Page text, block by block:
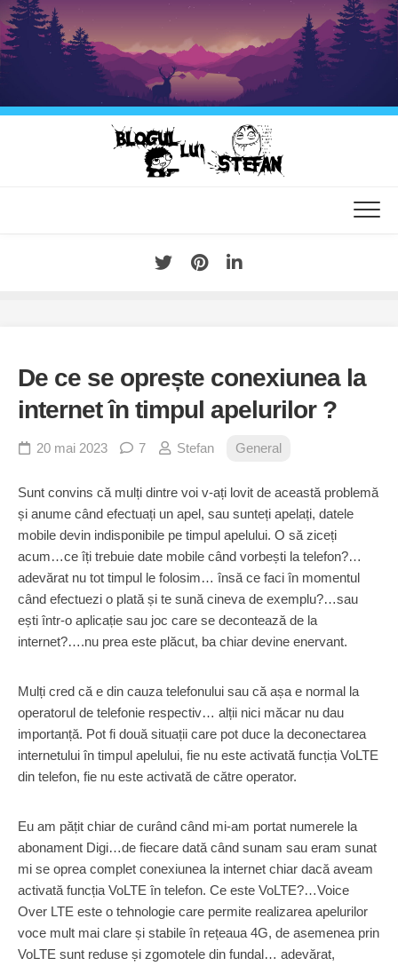
Skip
to
content
De ce se oprește conexiunea la
internet în timpul apelurilor ?
20 mai 2023 7 Stefan General
Sunt convins că mulți dintre voi v-ați lovit de această problemă
și anume când efectuați un apel, sau sunteți apelați, datele
mobile devin indisponibile pe timpul apelului. O să ziceți
acum…ce îți trebuie date mobile când vorbești la telefon?…
adevărat nu tot timpul le folosim… însă ce faci în momentul
când efectuezi o plată și te sună cineva de exemplu?…sau
ești într-o aplicație sau joc care se decontează de la
internet?….nu prea este plăcut, ba chiar devine enervant.
Mulți cred că e din cauza telefonului sau că așa e normal la
operatorul de telefonie respectiv… alții nici măcar nu dau
importanță. Pot fi două situații care pot duce la deconectarea
internetului în timpul apelului, fie nu este activată funcția VoLTE
din telefon, fie nu este activată de către operator.
Eu am pățit chiar de curând când mi-am portat numerele la
abonament Digi…de fiecare dată când sunam sau eram sunat
mi se oprea complet conexiunea la internet chiar dacă aveam
activată funcția VoLTE în telefon. Ce este VoLTE?…Voice
Over LTE este o tehnologie care permite realizarea apelurilor
voce mult mai clare și stabile în rețeaua 4G, de asemenea prin
VoLTE sunt reduse și zgomotele din fundal… adevărat,